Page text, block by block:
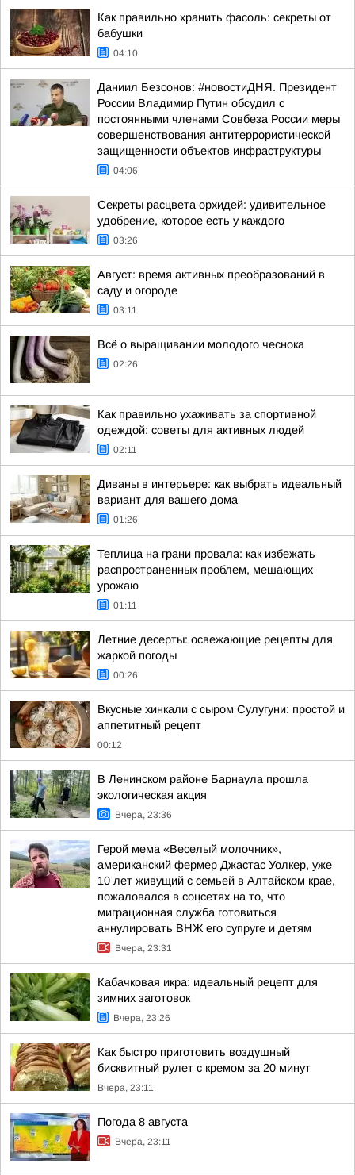
Как правильно хранить фасоль: секреты от
бабушки
04:10
Даниил Безсонов: #новостиДНЯ. Президент
России Владимир Путин обсудил с
постоянными членами Совбеза России меры
совершенствования антитеррористической
защищенности объектов инфраструктуры
04:06
Секреты расцвета орхидей: удивительное
удобрение, которое есть у каждого
03:26
Август: время активных преобразований в
саду и огороде
03:11
Всё о выращивании молодого чеснока
02:26
Как правильно ухаживать за спортивной
одеждой: советы для активных людей
02:11
Диваны в интерьере: как выбрать идеальный
вариант для вашего дома
01:26
Теплица на грани провала: как избежать
распространенных проблем, мешающих
урожаю
01:11
Летние десерты: освежающие рецепты для
жаркой погоды
00:26
Вкусные хинкали с сыром Сулугуни: простой и
аппетитный рецепт
00:12
В Ленинском районе Барнаула прошла
экологическая акция
Вчера, 23:36
Герой мема «Веселый молочник»,
американский фермер Джастас Уолкер, уже
10 лет живущий с семьей в Алтайском крае,
пожаловался в соцсетях на то, что
миграционная служба готовиться
аннулировать ВНЖ его супруге и детям
Вчера, 23:31
Кабачковая икра: идеальный рецепт для
зимних заготовок
Вчера, 23:26
Как быстро приготовить воздушный
бисквитный рулет с кремом за 20 минут
Вчера, 23:11
Погода 8 августа
Вчера, 23:11